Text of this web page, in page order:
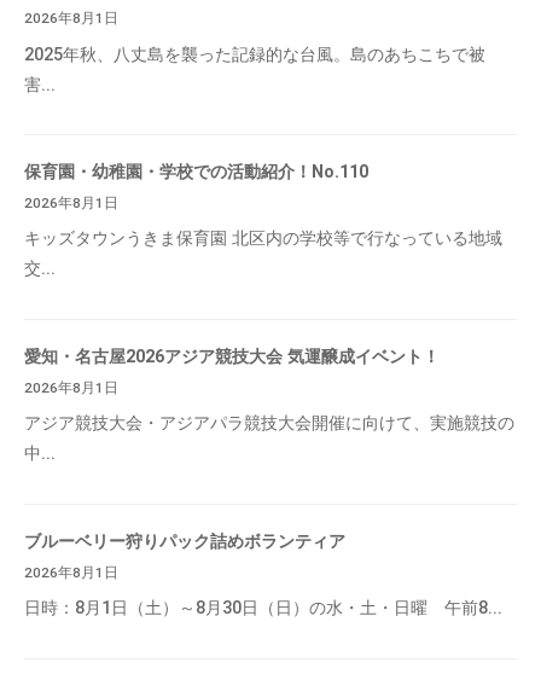
2026年8月1日
2025年秋、八丈島を襲った記録的な台風。島のあちこちで被
害...
保育園・幼稚園・学校での活動紹介！No.110
2026年8月1日
キッズタウンうきま保育園 北区内の学校等で行なっている地域
交...
愛知・名古屋2026アジア競技大会 気運醸成イベント！
2026年8月1日
アジア競技大会・アジアパラ競技大会開催に向けて、実施競技の
中...
ブルーベリー狩りパック詰めボランティア
2026年8月1日
日時：8月1日（土）～8月30日（日）の水・土・日曜 午前8...